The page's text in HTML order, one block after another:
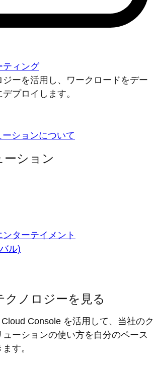
ティング
ーを活用し、ワークロードをデー
プロイします。
ションについて
ーション
ターテイメント
ル)
クノロジーを見る
Console を活用して、当社のク
ューションの使い方を自分のペース
す。